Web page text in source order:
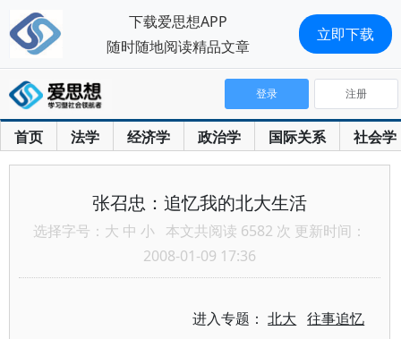
首页 法学 经济学 政治学 国际关系 社会学
登录 注册
张召忠：追忆我的北大生活
选择字号： 大 中 小 本文共阅读 6582 次 更新时间：
2008-01-09 17:36
进入专题：北大 往事追忆
下载爱思想APP
随时随地阅读精品文章
立即下载